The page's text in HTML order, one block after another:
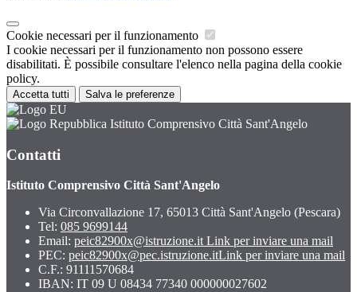
Cookie necessari per il funzionamento
I cookie necessari per il funzionamento non possono essere
disabilitati. È possibile consultare l'elenco nella pagina della cookie
policy.
Accetta tutti Salva le preferenze
Istituto Comprensivo Città Sant'Angelo
Contatti
Istituto Comprensivo Città Sant'Angelo
Via Circonvallazione 17, 65013 Città Sant'Angelo (Pescara)
Tel: 085 9699144
Email: peic82900x@istruzione.itLink per inviare una mail
PEC: peic82900x@pec.istruzione.itLink per inviare una mail
C.F.: 91111570684
IBAN: IT 09 U 08434 77340 000000027602